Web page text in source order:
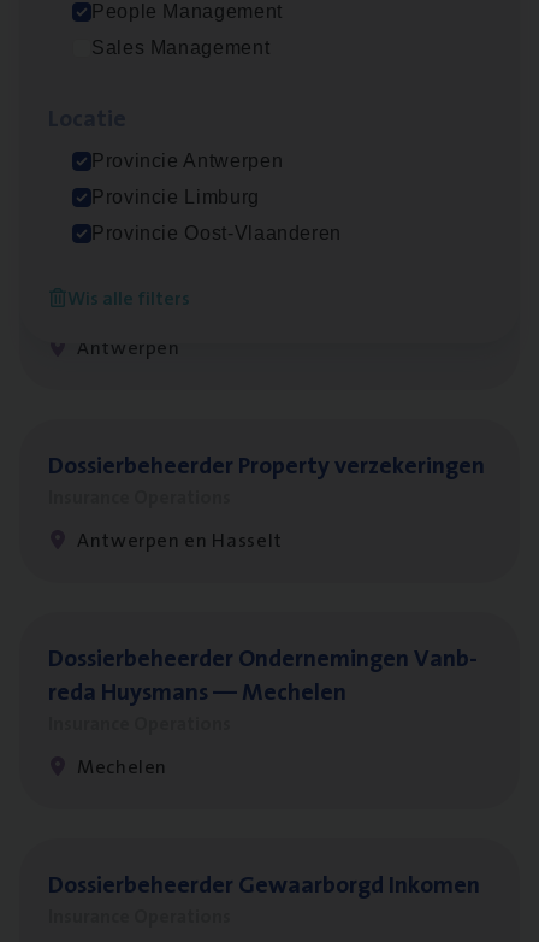
People Management
Sales Management
Provincie Antwerpen
Provincie Limburg
Provincie Oost-Vlaanderen
Wis alle filters
Scha­de Expert Fleet
Dos­sier­be­heer­der ver­ze­ke­rin­gen — Soci­al
Insurance Operations
Antwerpen
Dos­sier­be­heer­der Pro­per­ty verzekeringen
Antwerpen en Hasselt
Dos­sier­be­heer­der Onder­ne­min­gen Van­b­
re­da Huys­mans — Mechelen
Mechelen
Dos­sier­be­heer­der Gewaar­borgd Inkomen